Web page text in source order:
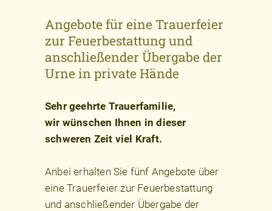
Angebote für eine Trauerfeier
zur Feuerbestattung und
anschließender Übergabe der
Urne in private Hände
Sehr geehrte Trauerfamilie,
wir wünschen Ihnen in dieser
schweren Zeit viel Kraft.
Anbei erhalten Sie fünf Angebote über
eine Trauerfeier zur Feuerbestattung
und anschließender Übergabe der